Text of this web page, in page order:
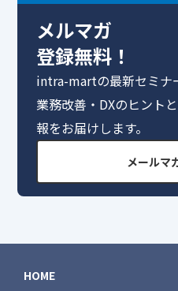
メルマガ
登録無料！
intra-martの最新セミナ
業務改善・DXのヒント
報をお届けします。
メールマ
HOME